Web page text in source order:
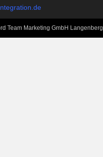
Team Marketing GmbH Langenberg